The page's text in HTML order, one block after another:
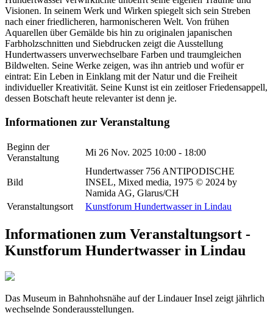
Visionen. In seinem Werk und Wirken spiegelt sich sein Streben
nach einer friedlicheren, harmonischeren Welt. Von frühen
Aquarellen über Gemälde bis hin zu originalen japanischen
Farbholzschnitten und Siebdrucken zeigt die Ausstellung
Hundertwassers unverwechselbare Farben und traumgleichen
Bildwelten. Seine Werke zeigen, was ihn antrieb und wofür er
eintrat: Ein Leben in Einklang mit der Natur und die Freiheit
individueller Kreativität. Seine Kunst ist ein zeitloser Friedensappell,
dessen Botschaft heute relevanter ist denn je.
Informationen zur Veranstaltung
Beginn der
Veranstaltung
Mi 26 Nov. 2025 10:00 - 18:00
Bild
Hundertwasser 756 ANTIPODISCHE
INSEL, Mixed media, 1975 © 2024 by
Namida AG, Glarus/CH
Veranstaltungsort
Kunstforum Hundertwasser in Lindau
Informationen zum Veranstaltungsort -
Kunstforum Hundertwasser in Lindau
Das Museum in Bahnhohsnähe auf der Lindauer Insel zeigt jährlich
wechselnde Sonderausstellungen.